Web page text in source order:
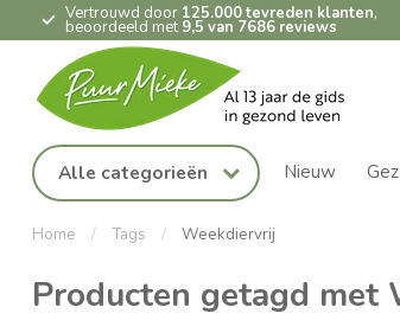
Vertrouwd door 125.000 tevreden klanten,
beoordeeld met 9,5 van 7686 reviews
Alle categorieën Nieuw
Home / Tags / Weekdiervrij
Producten getagd met